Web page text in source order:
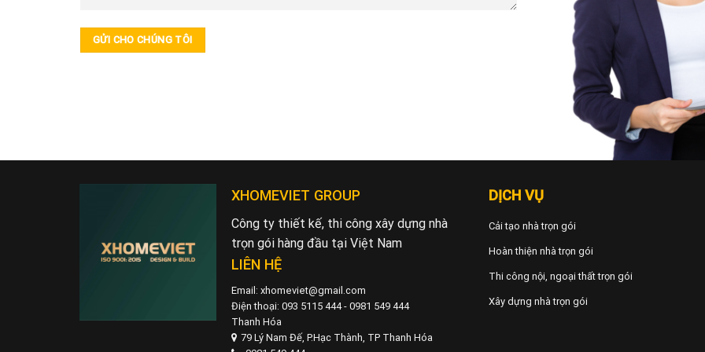
XHOMEVIET GROUP
Công ty thiết kế, thi công xây dựng nhà
trọn gói hàng đầu tại Việt Nam
LIÊN HỆ
Email: xhomeviet@gmail.com
Điện thoại: 093 5115 444 - 0981 549 444
Thanh Hóa
79 Lý Nam Đế, P.Hạc Thành, TP Thanh Hóa
DỊCH VỤ
Cải tạo nhà trọn gói
Hoàn thiện nhà trọn gói
Thi công nội, ngoại thất trọn gói
Xây dựng nhà trọn gói